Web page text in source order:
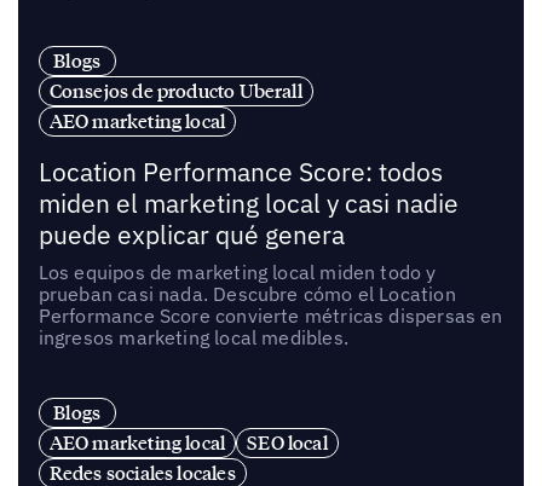
Blogs
Consejos de producto Uberall
AEO marketing local
Location Performance Score: todos
miden el marketing local y casi nadie
puede explicar qué genera
Los equipos de marketing local miden todo y
prueban casi nada. Descubre cómo el Location
Performance Score convierte métricas dispersas en
ingresos marketing local medibles.
Blogs
AEO marketing local
SEO local
Redes sociales locales